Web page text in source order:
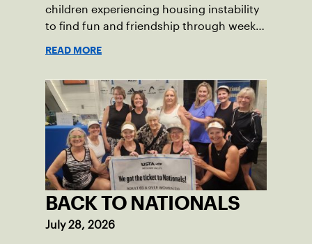
children experiencing housing instability
to find fun and friendship through weekly
READ MORE
BACK TO NATIONALS
July 28, 2026